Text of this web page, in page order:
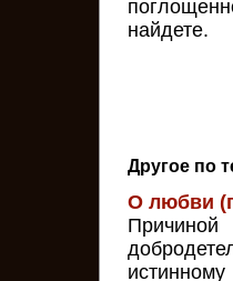
найдете.
Другое по
О любви